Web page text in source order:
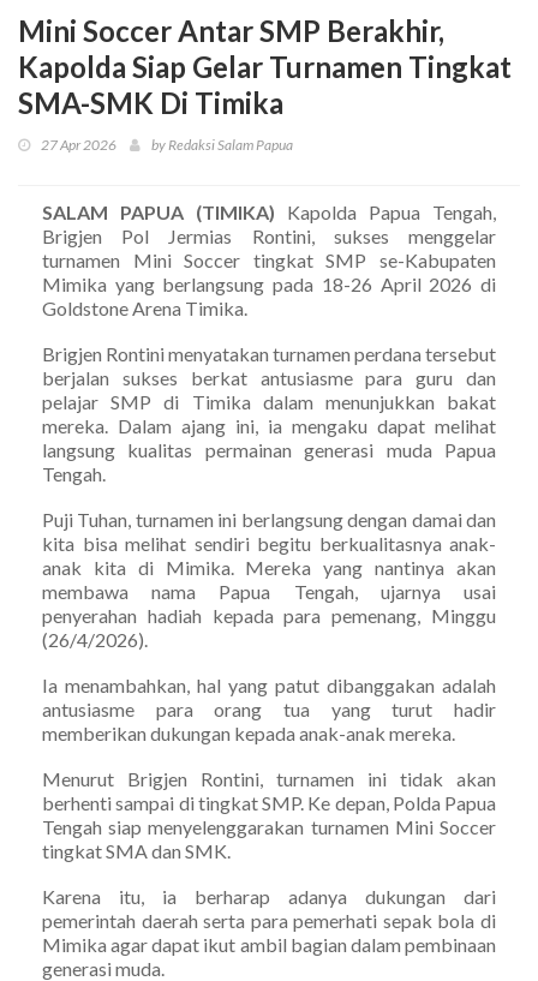
Mini Soccer Antar SMP Berakhir,
Kapolda Siap Gelar Turnamen Tingkat
SMA-SMK Di Timika
27 Apr 2026 by Redaksi Salam Papua
SALAM PAPUA (TIMIKA) Kapolda Papua Tengah,
Brigjen Pol Jermias Rontini, sukses menggelar
turnamen Mini Soccer tingkat SMP se-Kabupaten
Mimika yang berlangsung pada 18-26 April 2026 di
Goldstone Arena Timika.
Brigjen Rontini menyatakan turnamen perdana tersebut
berjalan sukses berkat antusiasme para guru dan
pelajar SMP di Timika dalam menunjukkan bakat
mereka. Dalam ajang ini, ia mengaku dapat melihat
langsung kualitas permainan generasi muda Papua
Tengah.
Puji Tuhan, turnamen ini berlangsung dengan damai dan
kita bisa melihat sendiri begitu berkualitasnya anak-
anak kita di Mimika. Mereka yang nantinya akan
membawa nama Papua Tengah, ujarnya usai
penyerahan hadiah kepada para pemenang, Minggu
(26/4/2026).
Ia menambahkan, hal yang patut dibanggakan adalah
antusiasme para orang tua yang turut hadir
memberikan dukungan kepada anak-anak mereka.
Menurut Brigjen Rontini, turnamen ini tidak akan
berhenti sampai di tingkat SMP. Ke depan, Polda Papua
Tengah siap menyelenggarakan turnamen Mini Soccer
tingkat SMA dan SMK.
Karena itu, ia berharap adanya dukungan dari
pemerintah daerah serta para pemerhati sepak bola di
Mimika agar dapat ikut ambil bagian dalam pembinaan
generasi muda.